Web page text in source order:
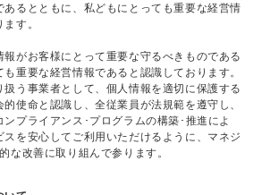
るとともに、私どもにとっても重要な経営情
す。
報がお客様にとって重要な守るべきものである
重要な経営情報であると認識しております。
扱う事業者として、個人情報を適切に保護する
使命と認識し、全従業員が法規範を遵守し、
プライアンス･プログラムの構築･推進によ
スを安心してご利用いただけるように、マネジ
な改善に取り組んで参ります。